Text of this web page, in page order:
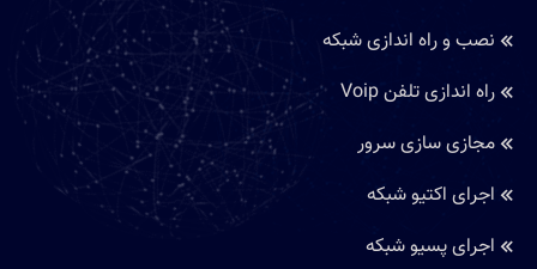
نصب و راه اندازی شبکه
راه اندازی تلفن Voip
مجازی سازی سرور
اجرای اکتیو شبکه
اجرای پسیو شبکه